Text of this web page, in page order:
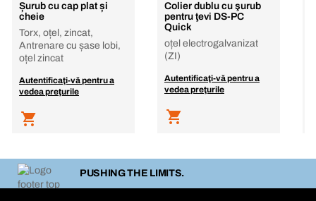
Șurub cu cap plat și
cheie
Torx, oțel, zincat,
Antrenare cu șase lobi,
oțel zincat
Autentificaţi-vă pentru a
vedea preţurile
Colier dublu cu şurub
pentru ţevi DS-PC
Quick
oțel electrogalvanizat
(ZI)
Autentificaţi-vă pentru a
vedea preţurile
PUSHING THE LIMITS.